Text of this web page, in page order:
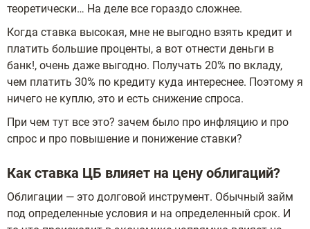
теоретически… На деле все гораздо сложнее.
Когда ставка высокая, мне не выгодно взять кредит и
платить большие проценты, а вот отнести деньги в
банк!, очень даже выгодно. Получать 20% по вкладу,
чем платить 30% по кредиту куда интереснее. Поэтому я
ничего не куплю, это и есть снижение спроса.
При чем тут все это? зачем было про инфляцию и про
спрос и про повышение и понижение ставки?
Как ставка ЦБ влияет на цену облигаций?
Облигации — это долговой инструмент. Обычный займ
под определенные условия и на определенный срок. И